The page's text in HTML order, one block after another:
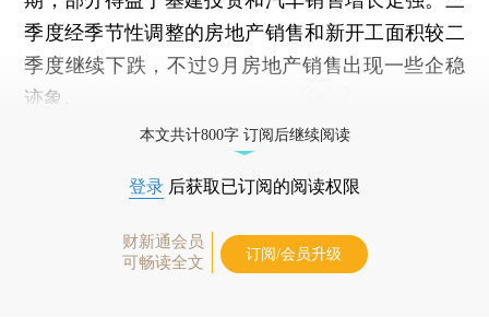
季度经季节性调整的房地产销售和新开工面积较二
季度继续下跌，不过9月房地产销售出现一些企稳
迹象。
本文共计800字 订阅后继续阅读
登录 后获取已订阅的阅读权限
财新通会员
可畅读全文
订阅/会员升级